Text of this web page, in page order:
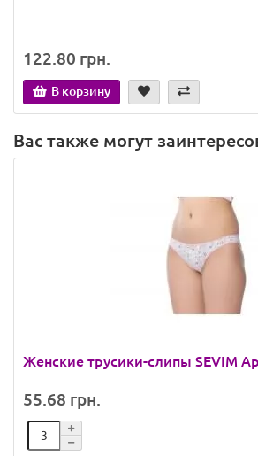
122.80 грн.
В корзину
Вас также могут
Женские трусики-слипы SEVIM
55.68 грн.